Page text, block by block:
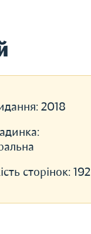
2018
сторінок:192